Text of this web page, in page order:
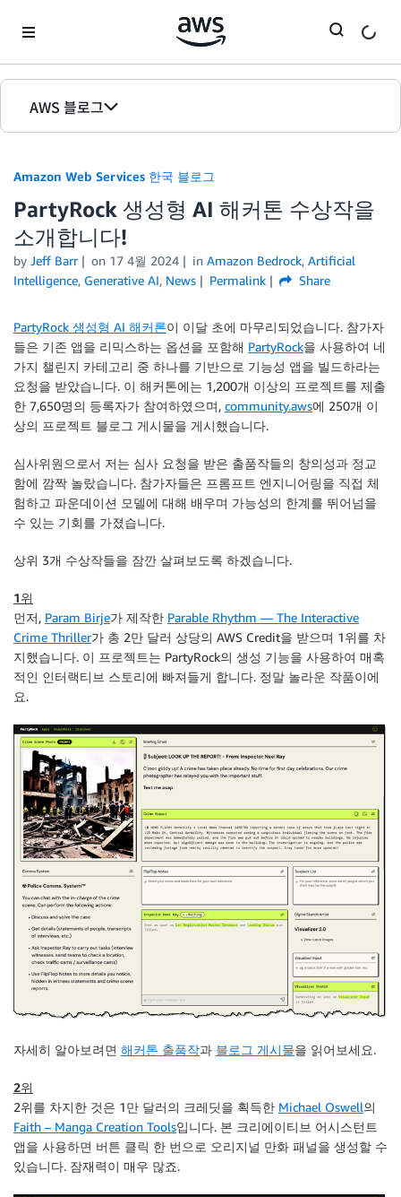
AWS 블로그
홈
에디션
Amazon Web Services 한국 블로그
PartyRock 생성형 AI 해커톤 수상작을
소개합니다!
by Jeff Barr on 17 4월 2024 in Amazon Bedrock, Artificial
Intelligence, Generative AI, News Permalink Share
PartyRock 생성형 AI 해커론이 이달 초에 마무리되었습니다. 참가자
들은 기존 앱을 리믹스하는 옵션을 포함해 PartyRock을 사용하여 네
가지 챌린지 카테고리 중 하나를 기반으로 기능성 앱을 빌드하라는
요청을 받았습니다. 이 해커톤에는 1,200개 이상의 프로젝트를 제출
한 7,650명의 등록자가 참여하였으며, community.aws에 250개 이
상의 프로젝트 블로그 게시물을 게시했습니다.
심사위원으로서 저는 심사 요청을 받은 출품작들의 창의성과 정교
함에 깜짝 놀랐습니다. 참가자들은 프롬프트 엔지니어링을 직접 체
험하고 파운데이션 모델에 대해 배우며 가능성의 한계를 뛰어넘을
수 있는 기회를 가졌습니다.
상위 3개 수상작들을 잠깐 살펴보도록 하겠습니다.
1위
먼저, Param Birje가 제작한 Parable Rhythm — The Interactive
Crime Thriller가 총 2만 달러 상당의 AWS Credit을 받으며 1위를 차
지했습니다. 이 프로젝트는 PartyRock의 생성 기능을 사용하여 매혹
적인 인터랙티브 스토리에 빠져들게 합니다. 정말 놀라운 작품이에
요.
자세히 알아보려면 해커톤 출품작과 블로그 게시물을 읽어보세요.
2위
2위를 차지한 것은 1만 달러의 크레딧을 획득한 Michael Oswell의
Faith – Manga Creation Tools입니다. 본 크리에이티브 어시스턴트
앱을 사용하면 버튼 클릭 한 번으로 오리지널 만화 패널을 생성할 수
있습니다. 잠재력이 매우 많죠.